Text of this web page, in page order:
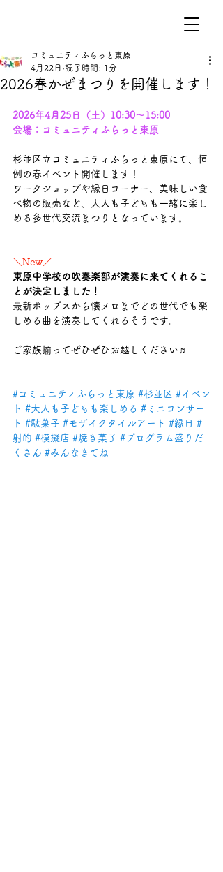
2026春かぜまつりを開催します！
コミュニティふらっと東原
4月22日 読了時間: 1分
2026年4月25日（土）10:30〜15:00
会場：コミュニティふらっと東原
杉並区立コミュニティふらっと東原にて、恒
例の春イベント開催します！
ワークショップや縁日コーナー、美味しい食
べ物の販売など、大人も子どもも一緒に楽し
める 多世代交流まつり となっています。
＼New／
東原中学校の吹奏楽部が演奏に来てくれるこ
とが決定しました！
最新ポップスから懐メロまでどの世代でも楽
しめる曲を演奏してくれるそうです。
ご家族揃ってぜひぜひお越しください♬
#コミュニティふらっと東原 #杉並区 #イベン
ト #大人も子どもも楽しめる #ミニコンサー
ト #駄菓子 #モザイクタイルアート #縁日 #
射的 #模擬店 #焼き菓子 #プログラム盛りだ
くさん #みんなきてね